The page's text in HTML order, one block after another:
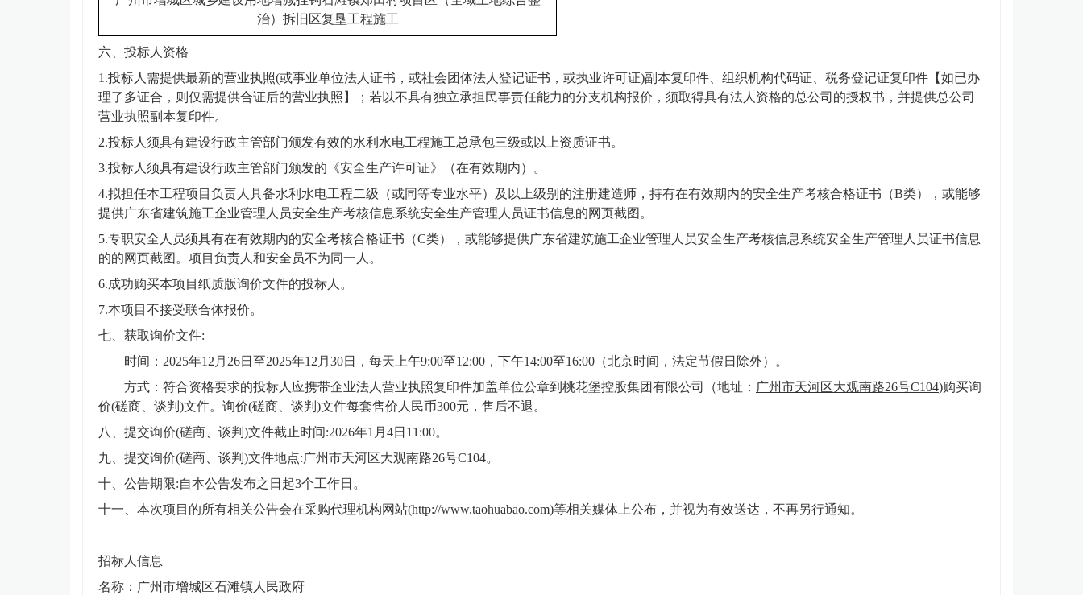
治）拆旧区复垦工程施工
六、投标人资格
1.投标人需提供最新的营业执照(或事业单位法人证书，或社会团体法人登记证书，或执业许可证)副本复印件、组织机构代码证、税务登记证复印件【如已办
理了多证合，则仅需提供合证后的营业执照】
； 若以不具有独立承担民事责任能力的分支机构报价，须取得具有法人资格的总公司的授权书，并提供总公司
营业执照副本复印件。
2.投标人须具有建设行政主管部门颁发有效的水利水电工程施工总承包三级或以上资质证书。
3.投标人须具有建设行政主管部门颁发的《安全生产许可证》（在有效期内）。
4.拟担任本工程项目负责人具备水利水电工程二级（或同等专业水平）及以上级别的注册建造师，持有在有效期内的安全生产考核合格证书（B类），或能够
提供广东省建筑施工企业管理人员安全生产考核信息系统安全生产管理人员证书信息的网页截图。
5.专职安全人员须具有在有效期内的安全考核合格证书（C类），或能够提供广东省建筑施工企业管理人员安全生产考核信息系统安全生产管理人员证书信息
的的网页截图。项目负责人和安全员不为同一人。
6.成功购买本项目纸质版询价文件的投标人。
7.本项目不接受联合体报价。
七、获取询价文件:
时间 ： 2025年12 月 26日至2025年12 月 30日， 每天上午9:00至12:00，下午14:00至16:00（北京时间，法定节假日除外）。
方式：符合资格要求的投标人应携带企业法人营业执照复印件加盖单位公章到 桃花堡控股集团有限公司 （地址： 广州市天河区大观南路26号C104)购买询
价(磋商、谈判)文件。询价(磋商、谈判)文件每套售价人民币300元，售后不退。
八、提交询价(磋商、谈判)文件截止时间:2026年1 月 4日 1 1 :00。
九、提交询价(磋商、谈判)文件地点:广州市天河区大观南路26号C104。
十、公告期限:自本公告发布之日起3个工作日。
十一、本次项目的所有相关公告会在采购代理机构网站(http://www.taohuabao.com)等相关媒体上公布，并视为有效送达，不再另行通知。
招标人信息
名称：广州市增城区石滩镇人民政府